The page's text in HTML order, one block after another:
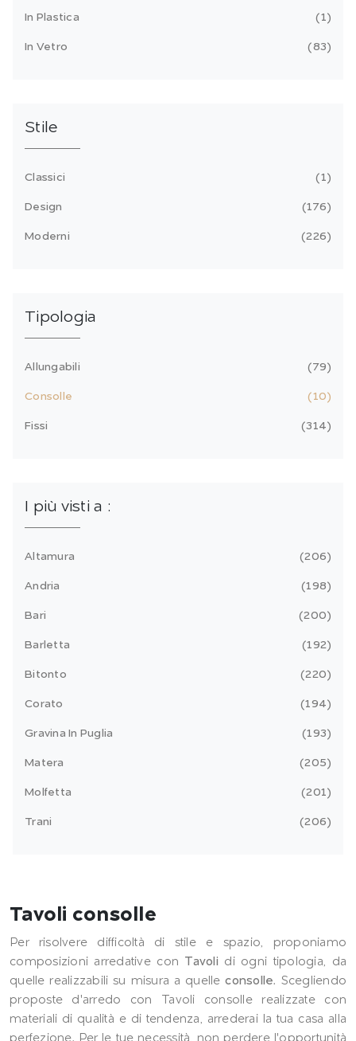
In Plastica 1
In Vetro 83
Stile
Classici 1
Design 176
Moderni 226
Tipologia
Allungabili 79
Consolle 10
Fissi 314
I più visti a :
Altamura 206
Andria 198
Bari 200
Barletta 192
Bitonto 220
Corato 194
Gravina In Puglia 193
Matera 205
Molfetta 201
Trani 206
Tavoli consolle
Per risolvere difficoltà di stile e spazio, proponiamo
composizioni arredative con
Tavoli di ogni tipologia, da
quelle realizzabili su misura a quelleconsolle. Scegliendo
proposte d'arredo con Tavoli consolle realizzate con
materiali di qualità e di tendenza, arrederai la tua casa alla